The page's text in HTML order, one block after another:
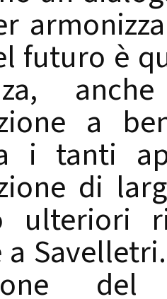
futuro è
a
i tanti
di
ulteriori
a